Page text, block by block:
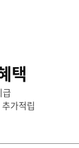
택
급
가적립